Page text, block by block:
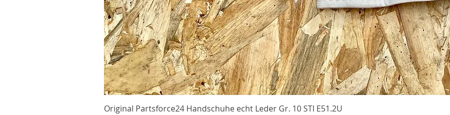
Schnellansicht
Original Partsforce24 Handschuhe echt Leder Gr. 10 STI E51.2U